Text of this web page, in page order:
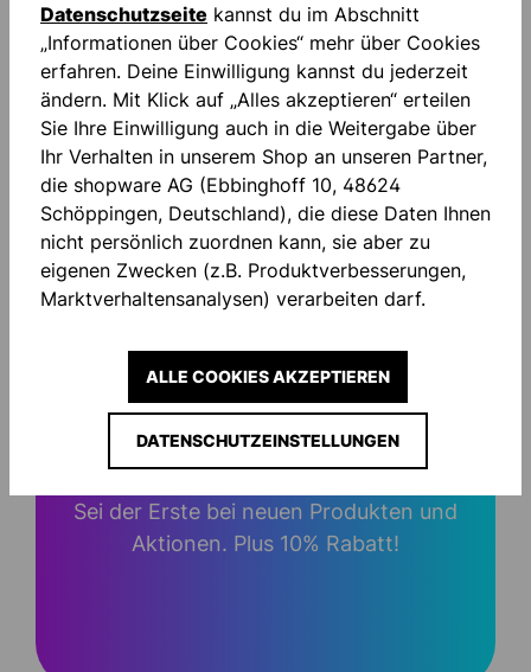
Beschreibung
Starter Resist+: Dauerhafter Spaß! Die speziell für
Kunstrasen und Hartböden entwickelte RESIST-
Range basiert auf einer opti…Mehr
Bewertungen
IMMER INFORMIERT
UND SPAREN!
Sei der Erste bei neuen Produkten und
Aktionen. Plus 10% Rabatt!
Datenschutzseite kannst du im Abschnitt
„Informationen über Cookies“ mehr über Cookies
erfahren. Deine Einwilligung kannst du jederzeit
ändern. Mit Klick auf „Alles akzeptieren“ erteilen
Sie Ihre Einwilligung auch in die Weitergabe über
Ihr Verhalten in unserem Shop an unseren Partner,
die shopware AG (Ebbinghoff 10, 48624
Schöppingen, Deutschland), die diese Daten Ihnen
nicht persönlich zuordnen kann, sie aber zu
eigenen Zwecken (z.B. Produktverbesserungen,
Marktverhaltensanalysen) verarbeiten darf.
DATENSCHUTZEINSTELLUNGEN
ALLE COOKIES AKZEPTIEREN